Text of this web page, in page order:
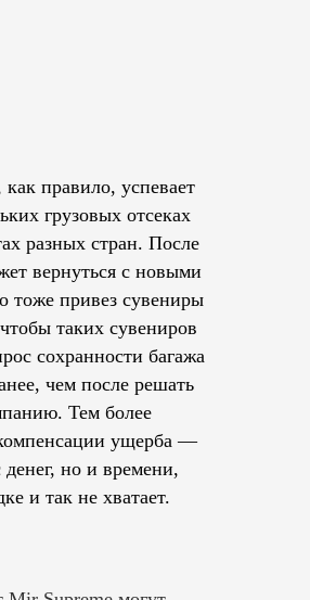
правило, успевает
грузовых отсеках
разных стран. После
вернуться с новыми
тоже привез сувениры
таких сувениров
сохранности багажа
чем после решать
Тем более
ущерба —
денег, но и времени,
и так не хватает.